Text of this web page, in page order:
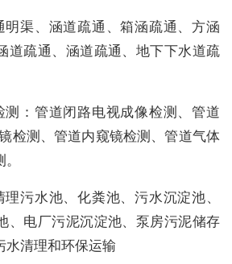
明渠、涵道疏通、箱涵疏通、方涵
道疏通、涵道疏通、地下下水道疏
测：管道闭路电视成像检测、管道
检测、管道内窥镜检测、管道气体
污水池、化粪池、污水沉淀池、
、电厂污泥沉淀池、泵房污泥储存
水清理和环保运输